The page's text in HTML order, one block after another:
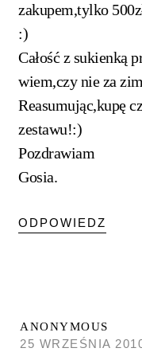
zakupem,tylko
:)
Całość z sukienką
wiem,czy nie za
Reasumując,kupę
zestawu!:)
Pozdrawiam
Gosia.
ODPOWIEDZ
ANONYMOUS
25 WRZEŚNIA